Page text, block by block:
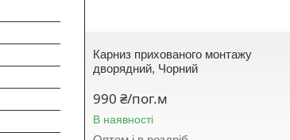
Карниз прихованого монтажу
дворядний, Чорний
990 ₴/пог.м
В наявності